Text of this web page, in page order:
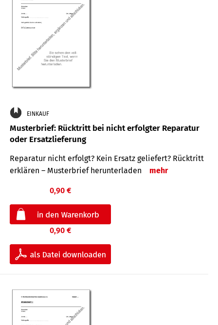
EINKAUF
Musterbrief: Rücktritt bei nicht erfolgter Reparatur
oder Ersatzlieferung
Reparatur nicht erfolgt? Kein Ersatz geliefert? Rücktritt
erklären – Musterbrief herunterladen
mehr
0,90 €
0,90 €